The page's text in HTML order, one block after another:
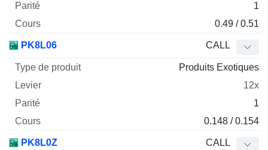
1
0.49 / 0.51
PK8L06 CALL
Produits Exotiques
12x
1
0.148 / 0.154
PK8L0Z CALL